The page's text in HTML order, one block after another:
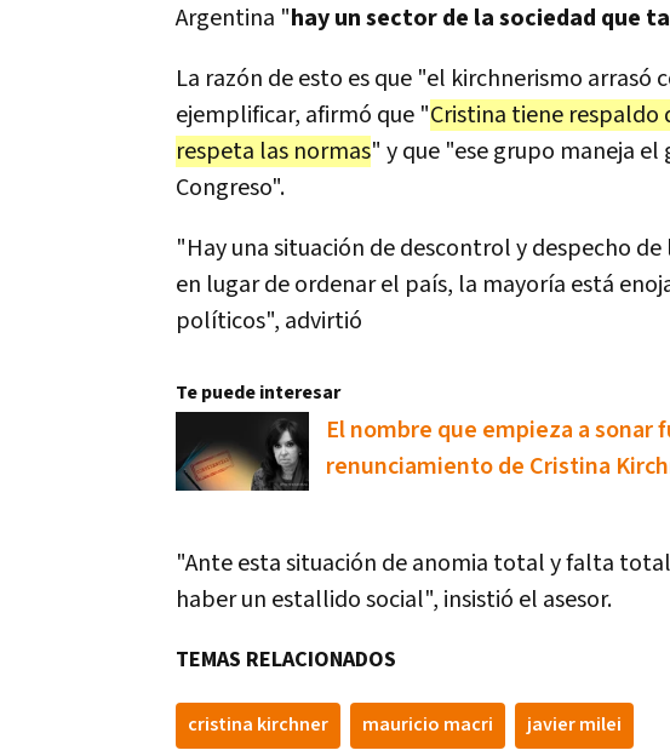
Argentina "hay un sector de la sociedad que
La razón de esto es que "el kirchnerismo arrasó
ejemplificar, afirmó que "Cristina tiene respaldo
respeta las normas" y que "ese grupo maneja
Congreso".
"Hay una situación de descontrol y despecho
en lugar de ordenar el país, la mayoría está
políticos", advirtió
Te puede interesar
El nombre que empieza a
renunciamiento de Cristina
"Ante esta situación de anomia total y falta
haber un estallido social", insistió el asesor.
TEMAS RELACIONADOS
cristina kirchner mauricio macri javier milei